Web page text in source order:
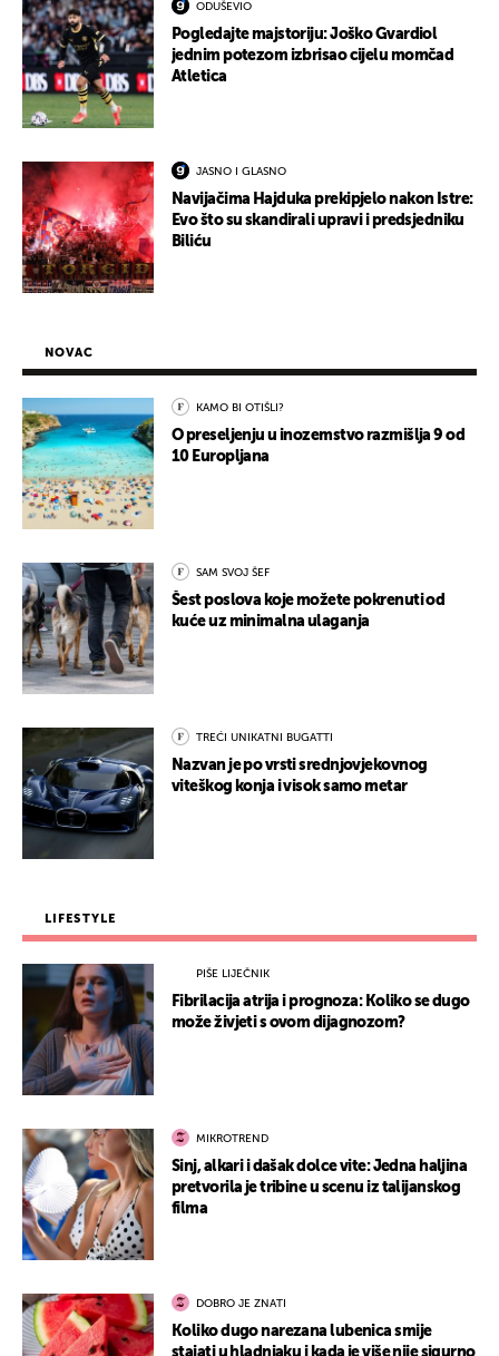
ODUŠEVIO
Pogledajte majstoriju: Joško Gvardiol
jednim potezom izbrisao cijelu momčad
Atletica
JASNO I GLASNO
Navijačima Hajduka prekipjelo nakon Istre:
Evo što su skandirali upravi i predsjedniku
Biliću
NOVAC
KAMO BI OTIŠLI?
O preseljenju u inozemstvo razmišlja 9 od
10 Europljana
SAM SVOJ ŠEF
Šest poslova koje možete pokrenuti od
kuće uz minimalna ulaganja
TREĆI UNIKATNI BUGATTI
Nazvan je po vrsti srednjovjekovnog
viteškog konja i visok samo metar
LIFESTYLE
PIŠE LIJEČNIK
Fibrilacija atrija i prognoza: Koliko se dugo
može živjeti s ovom dijagnozom?
MIKROTREND
Sinj, alkari i dašak dolce vite: Jedna haljina
pretvorila je tribine u scenu iz talijanskog
filma
DOBRO JE ZNATI
Koliko dugo narezana lubenica smije
stajati u hladnjaku i kada je više nije sigurno